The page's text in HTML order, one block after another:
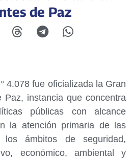
de Paz
4.078 fue oficializada la Gran
Paz, instancia que concentra
públicas con alcance
la atención primaria de las
los ámbitos de seguridad,
económico, ambiental y